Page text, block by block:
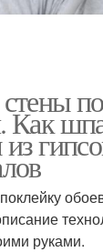
руками.